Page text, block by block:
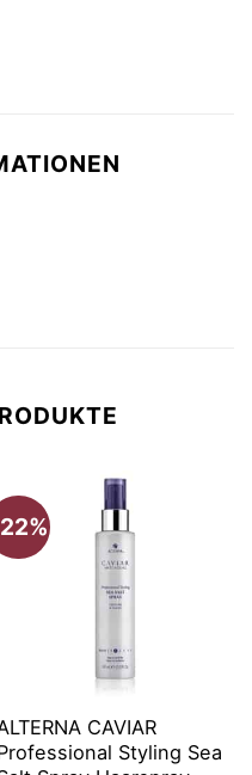
CAVIAR
Styling Sea